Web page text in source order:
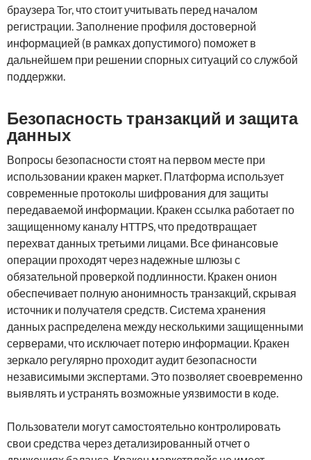
браузера Tor, что стоит учитывать перед началом
регистрации. Заполнение профиля достоверной
информацией (в рамках допустимого) поможет в
дальнейшем при решении спорных ситуаций со службой
поддержки.
Безопасность транзакций и защита
данных
Вопросы безопасности стоят на первом месте при
использовании кракен маркет. Платформа использует
современные протоколы шифрования для защиты
передаваемой информации. Кракен ссылка работает по
защищенному каналу HTTPS, что предотвращает
перехват данных третьими лицами. Все финансовые
операции проходят через надежные шлюзы с
обязательной проверкой подлинности. Кракен онион
обеспечивает полную анонимность транзакций, скрывая
источник и получателя средств. Система хранения
данных распределена между несколькими защищенными
серверами, что исключает потерю информации. Кракен
зеркало регулярно проходит аудит безопасности
независимыми экспертами. Это позволяет своевременно
выявлять и устранять возможные уязвимости в коде.
Пользователи могут самостоятельно контролировать
свои средства через детализированный отчет о